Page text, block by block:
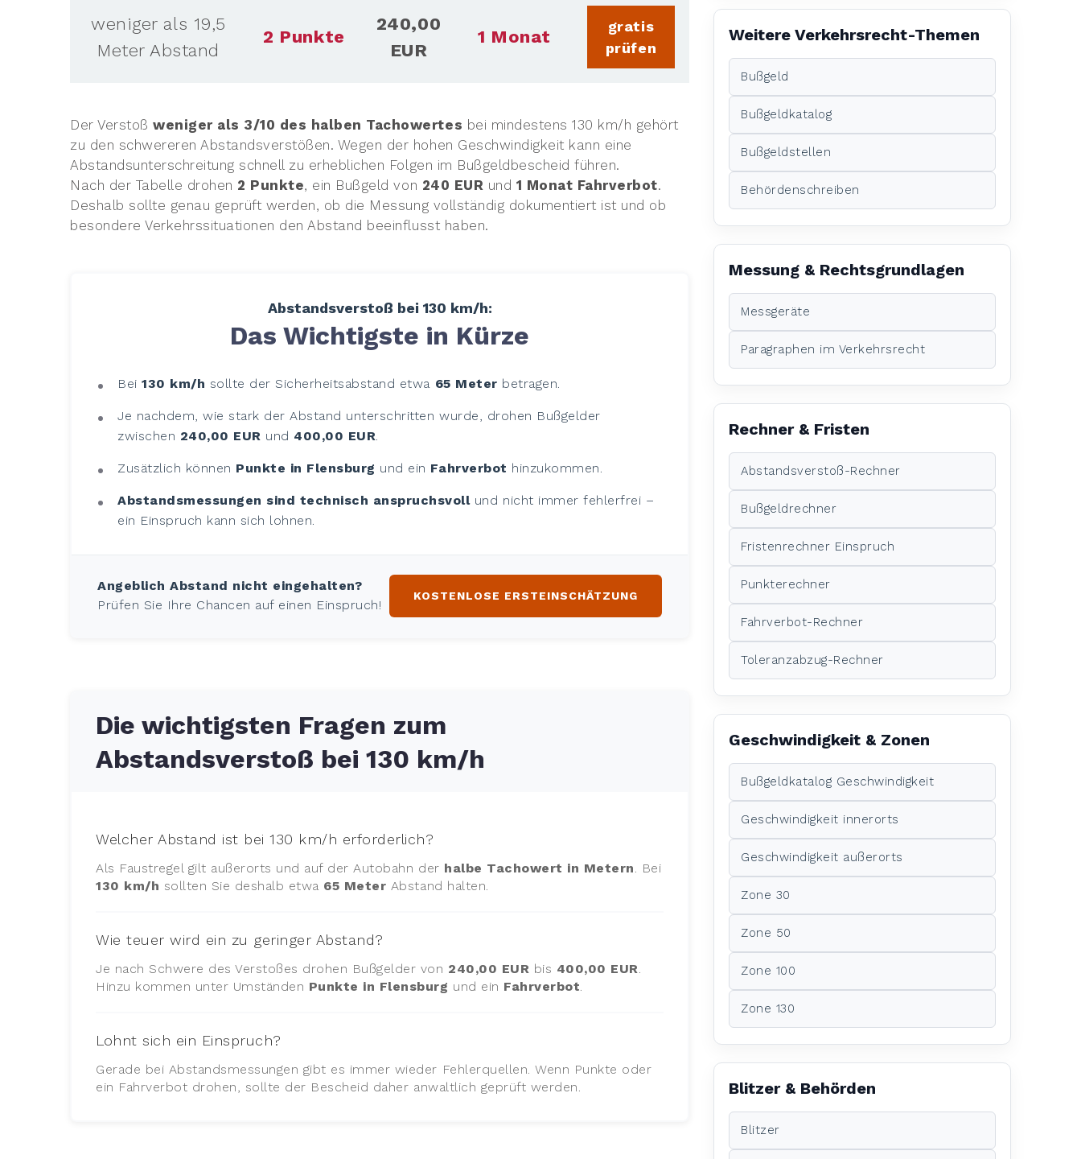
weniger als 19,5
Meter Abstand
2 Punkte
240,00
EUR
1 Monat
gratis
prüfen
Der Verstoßweniger als 3/10 des halben Tachowertes bei mindestens 130 km/h gehört
zu den schwereren Abstandsverstößen. Wegen der hohen Geschwindigkeit kann eine
Abstandsunterschreitung schnell zu erheblichen Folgen im Bußgeldbescheid führen.
Nach der Tabelle drohen 2 Punkte, ein Bußgeld von 240 EUR und 1 Monat Fahrverbot.
Deshalb sollte genau geprüft werden, ob die Messung vollständig dokumentiert ist und ob
besondere Verkehrssituationen den Abstand beeinflusst haben.
Abstandsverstoß bei 130 km/h:
Das Wichtigste in Kürze
Bei130 km/h sollte der Sicherheitsabstand etwa 65 Meter betragen.
Je nachdem, wie stark der Abstand unterschritten wurde, drohen Bußgelder
zwischen 240,00 EUR und 400,00 EUR.
Zusätzlich können Punkte in Flensburg und ein Fahrverbot hinzukommen.
Abstandsmessungen sind technisch anspruchsvollund nicht immer fehlerfrei –
ein Einspruch kann sich lohnen.
Angeblich Abstand nicht eingehalten?
Prüfen Sie Ihre Chancen auf einen Einspruch!
KOSTENLOSE ERSTEINSCHÄTZUNG
Die wichtigsten Fragen zum
Abstandsverstoß bei 130 km/h
Welcher Abstand ist bei 130 km/h erforderlich?
Als Faustregel gilt außerorts und auf der Autobahn der halbe Tachowert in Metern. Bei
130 km/h sollten Sie deshalb etwa 65 Meter Abstand halten.
Wie teuer wird ein zu geringer Abstand?
Je nach Schwere des Verstoßes drohen Bußgelder von 240,00 EUR bis 400,00 EUR.
Hinzu kommen unter Umständen Punkte in Flensburg und ein Fahrverbot.
Lohnt sich ein Einspruch?
Gerade bei Abstandsmessungen gibt es immer wieder Fehlerquellen. Wenn Punkte oder
ein Fahrverbot drohen, sollte der Bescheid daher anwaltlich geprüft werden.
Weitere Verkehrsrecht-Themen
Bußgeld
Bußgeldkatalog
Bußgeldstellen
Behördenschreiben
Messung & Rechtsgrundlagen
Messgeräte
Paragraphen im Verkehrsrecht
Rechner & Fristen
Abstandsverstoß-Rechner
Bußgeldrechner
Fristenrechner Einspruch
Punkterechner
Fahrverbot-Rechner
Toleranzabzug-Rechner
Geschwindigkeit & Zonen
Bußgeldkatalog Geschwindigkeit
Geschwindigkeit innerorts
Geschwindigkeit außerorts
Zone 30
Zone 50
Zone 100
Zone 130
Blitzer & Behörden
Blitzer